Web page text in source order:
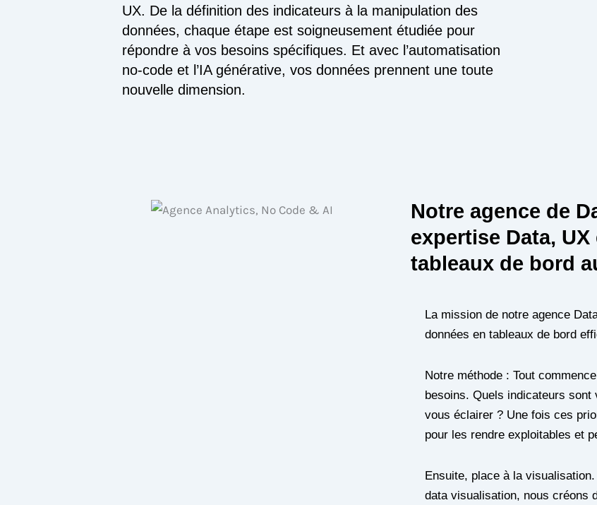
UX. De la définition des indicateurs à la manipulation des
données, chaque étape est soigneusement étudiée pour
répondre à vos besoins spécifiques. Et avec l’automatisation
no-code et l’IA générative, vos données prennent une toute
nouvelle dimension.
Notre agence de
expertise Data,
tableaux de bord
La mission de notre agence
données en tableaux de bord
Notre méthode : Tout
besoins. Quels indicateurs
vous éclairer ? Une fois ces
pour les rendre exploitables et
Ensuite, place à la
data visualisation, nous créons